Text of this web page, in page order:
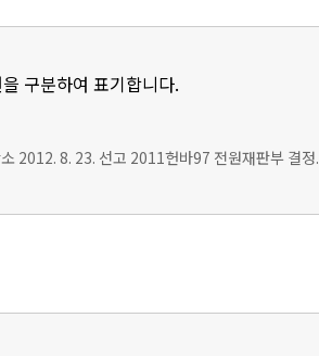
구분하여 표기합니다.
2012. 8. 23. 선고 2011헌바97 전원재판부 결정.